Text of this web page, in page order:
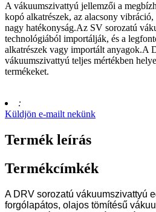
A vákuumszivattyú jellemzői a
kopó alkatrészek, az alacsony vibráció,
nagy hatékonyság.Az SV sorozatú
technológiából importálják, és a
alkatrészek vagy importált anyagok.A
vákuumszivattyú teljes mértékben
termékeket.
:
Küldjön e-mailt nekünk
Termék leírás
Termékcímkék
A DRV sorozatú vákuumszivattyú
forgólapátos, olajos tömítésű